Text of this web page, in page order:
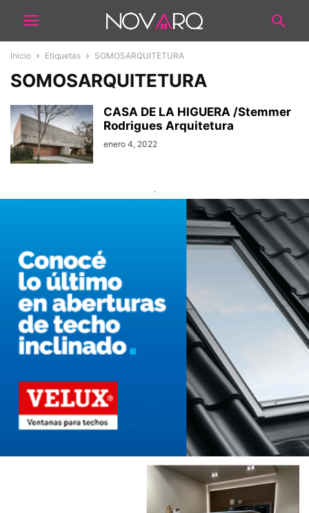
Inicio Etiquetas SOMOSARQUITETURA
SOMOSARQUITETURA
CASA DE LA HIGUERA /Stemmer
Rodrigues Arquitetura
enero 4, 2022
-